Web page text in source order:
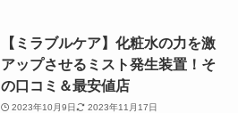
【ミラブルケア】化粧水の力を激
アップさせるミスト発生装置！そ
の口コミ＆最安値店
2023年10月9日 2023年11月17日